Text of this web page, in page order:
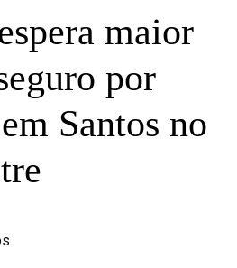
maior
por
Santos no